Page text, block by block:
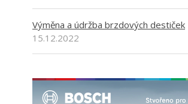
Výměna a údržba brzdových destiček
15.12.2022